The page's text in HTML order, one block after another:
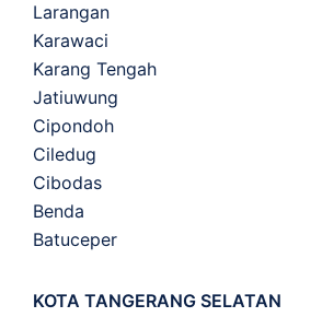
Larangan
Karawaci
Karang Tengah
Jatiuwung
Cipondoh
Ciledug
Cibodas
Benda
Batuceper
KOTA TANGERANG SELATAN